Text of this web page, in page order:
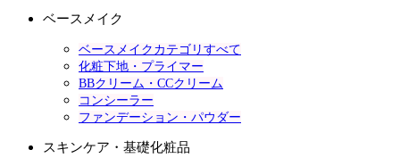
ベースメイク
ベースメイクカテゴリすべて
化粧下地・プライマー
BBクリーム・CCクリーム
コンシーラー
ファンデーション・パウダー
スキンケア・基礎化粧品